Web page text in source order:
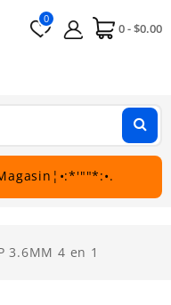
0 - $0.00
0
3.6MM 4 en 1